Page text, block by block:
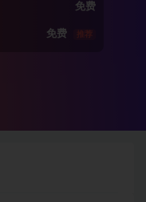
免费
免费 推荐